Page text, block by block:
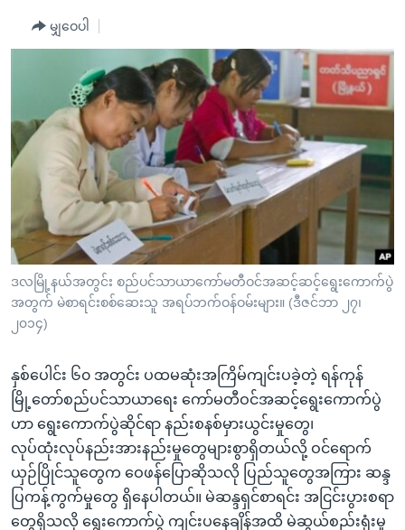
ပင်မ
အ
စာမျက်နှာ
သို့
ကျော်
ကြည့်
ရန်
ရှာဖွေ
နေရာ
ကျော်
ရန်
အစ္စရေး-ပါလက်စတိုင်း
အင်္ဂလိပ်စာလေ့လာမယ်
အမေရိကန်သုံးအီဒီယံ
မကြေးမုံရဲ့ အင်္ဂလိပ်စာ
ရုပ်ရှင်ထဲက အင်္ဂလိပ်စာ
သုတပဒေသာ အင်္ဂလိပ်စာ
အပတ်စဉ်ကဏ္ဍများ
ရေဒီယို
တီဗွီ
ရေဒီယိုနှင့်ရုပ်သံ အချက်အလက်များ
ရေဒီယို/တီဗွီအစီအစဉ်
Learning English
ဗွီအိုအေ လူမှုကွန်ယက်များ
ဘာသာစကားများ
မျှဝေပါ
ဒလမြို့နယ်အတွင်း စည်ပင်သာယာကော်မတီဝင်အဆင့်ဆင့်ရွေးကောက်ပွဲ
အတွက် မဲစာရင်းစစ်ဆေးသူ အရပ်ဘက်ဝန်ဝမ်းများ။ (ဒီဇင်ဘာ ၂၇၊
၂၀၁၄)
နှစ်ပေါင်း ၆၀ အတွင်း ပထမဆုံးအကြိမ်ကျင်းပခဲ့တဲ့ ရန်ကုန်
မြို့တော်စည်ပင်သာယာရေး ကော်မတီဝင်အဆင့်ရွေးကောက်ပွဲ
ဟာ ရွေးကောက်ပွဲဆိုင်ရာ နည်းစနစ်မှားယွင်းမှုတွေ၊
လုပ်ထုံးလုပ်နည်းအားနည်းမှုတွေများစွာရှိတယ်လို့ ဝင်ရောက်
ယှဉ်ပြိုင်သူတွေက ဝေဖန်ပြောဆိုသလို ပြည်သူတွေအကြား ဆန္ဒ
ပြကန့်ကွက်မှုတွေ ရှိနေပါတယ်။ မဲဆန္ဒရှင်စာရင်း အငြင်းပွားစရာ
တွေရှိသလို ရွေးကောက်ပွဲ ကျင်းပနေချိန်အထိ မဲဆွယ်စည်းရုံးမှု